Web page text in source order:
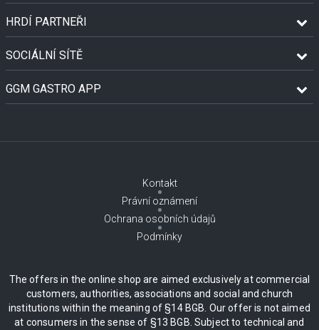
HRDÍ PARTNEŘI
SOCIÁLNÍ SÍTĚ
GGM GASTRO APP
Kontakt
Právní oznámení
Ochrana osobních údajů
Podmínky
The offers in the online shop are aimed exclusively at commercial
customers, authorities, associations and social and church
institutions within the meaning of §14 BGB. Our offer is not aimed
at consumers in the sense of §13 BGB. Subject to technical and